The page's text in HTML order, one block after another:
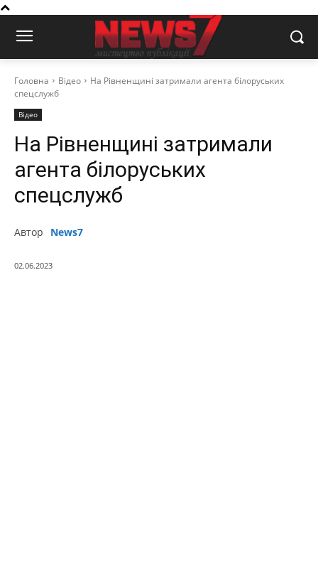
Головна Відео
На Рівненщині затримали агента білоруських
спецслужб
Відео
На Рівненщині затримали
агента білоруських
спецслужб
Автор News7
02.06.2023